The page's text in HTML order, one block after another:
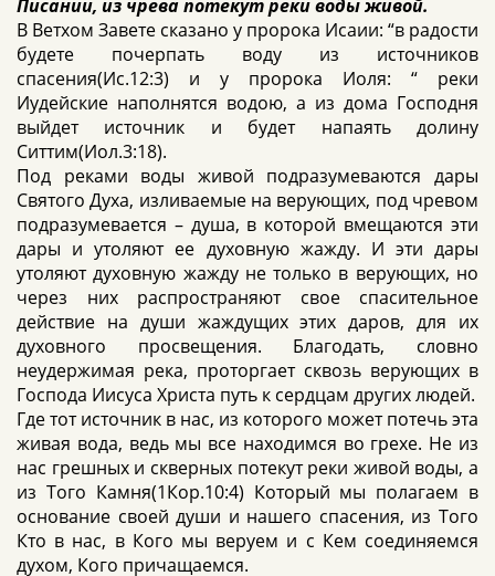
Писании, из чрева потекут реки воды живой.
В Ветхом Завете сказано у пророка Исаии: “в радости
будете почерпать воду из источников
спасения(Ис.12:3) и у пророка Иоля: “ реки
Иудейские наполнятся водою, а из дома Господня
выйдет источник и будет напаять долину
Ситтим(Иол.3:18).
Под реками воды живой подразумеваются дары
Святого Духа, изливаемые на верующих, под чревом
подразумевается – душа, в которой вмещаются эти
дары и утоляют ее духовную жажду. И эти дары
утоляют духовную жажду не только в верующих, но
через них распространяют свое спасительное
действие на души жаждущих этих даров, для их
духовного просвещения. Благодать, словно
неудержимая река, проторгает сквозь верующих в
Господа Иисуса Христа путь к сердцам других людей.
Где тот источник в нас, из которого может потечь эта
живая вода, ведь мы все находимся во грехе. Не из
нас грешных и скверных потекут реки живой воды, а
из Того Камня(1Кор.10:4) Который мы полагаем в
основание своей души и нашего спасения, из Того
Кто в нас, в Кого мы веруем и с Кем соединяемся
духом, Кого причащаемся.